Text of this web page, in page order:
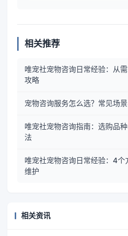
相关推荐
唯宠社宠物咨询日常经验：从
攻略
宠物咨询服务怎么选？常见场
唯宠社宠物咨询指南：选购品
法
唯宠社宠物咨询日常经验：4个
维护
相关资讯